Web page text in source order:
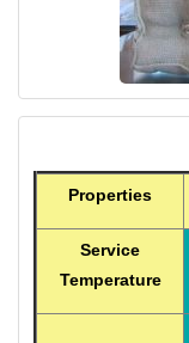
Properties
Service
Temperature